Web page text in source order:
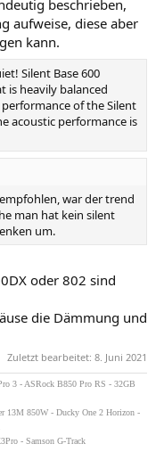
beschrieben,
aufweise, diese aber
kann.
Silent Base 600
is heavily balanced
of the Silent
acoustic performance is
war der trend
man hat kein silent
um.
oder 802 sind
die Dämmung und
Zuletzt bearbeitet: 8. Juni 2021
3 - ASRock B850 Pro RS - 32GB
13M 850W - Ducky One 2 Horizon -
- Samson G-Track